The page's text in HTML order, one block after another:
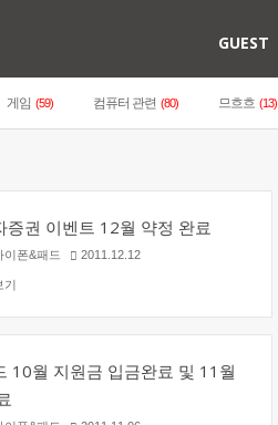
GUEST
게임 (59) 컴퓨터 관련 (80) 므흐흐 (13)
증권 이벤트 12월 약정 완료
이폰&패드 2011.12.12
기
10월 지원금 입금완료 및 11월